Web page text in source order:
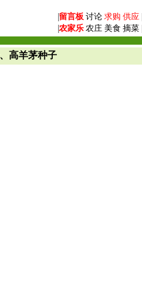
留言板 讨论 求购 供应
农家乐 农庄 美食 摘菜 |
高羊茅种子